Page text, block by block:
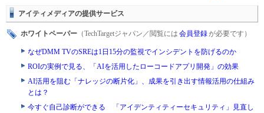
アイティメディアの提供サービス
ホワイトペーパー （TechTargetジャパン／閲覧には 会員登録が必要です）
なぜDMM TVのSREは1日15分の監視でインシデントを防げるのか
ROIの実例で見る、「AIを活用したローコードアプリ開発」の効果
AI活用を阻む「ナレッジの断片化」、成果を引き出す情報活用の仕組み
とは？
今すぐ自己診断ができる 「アイデンティティーセキュリティ」見直し